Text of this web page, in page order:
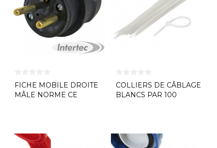
FICHE MOBILE DROITE
MÂLE NORME CE
COLLIERS DE CÂBLAGE
BLANCS PAR 100